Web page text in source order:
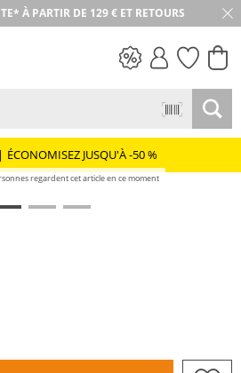
À PARTIR DE 129 € ET RETOURS
SOUS 30 JOURS
| ÉCONOMISEZ JUSQU'À -50 %
regardent cet article en ce moment